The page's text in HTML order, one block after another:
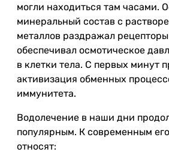
могли находиться там часами.
минеральный состав с
металлов раздражал
обеспечивал осмотическое
в клетки тела. С первых минут
активизация обменных
иммунитета.
Водолечение в наши дни
популярным. К современным
относят: